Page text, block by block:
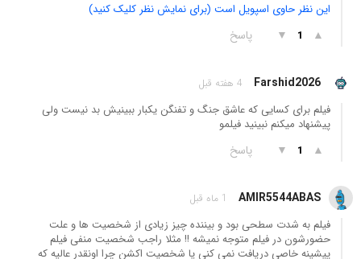
این نظر حاوی اسپویل است (برای نمایش نظر کلیک کنید)
▲
1
▼ پاسخ
Farshid2026 4 هفته قبل
فیلم برای کسایی که عاشق جنگ و تفنگن یکبار ببینیش بد نیست ولی
پیشنهاد میکنم نبینید فیلمو
▲
1
▼ پاسخ
AMIR5544ABAS 1 ماه قبل
فیلم به شدت سطحی بود و بیننده چیز زیادی از شخصیت ها و علت
حضورشون در فیلم متوجه نمیشه !! مثلا راجب شخصیت منفی فیلم
پیشینه خاصی دریافت نمی کنی یا شخصیت اکشن چرا اونقدر عالیه که